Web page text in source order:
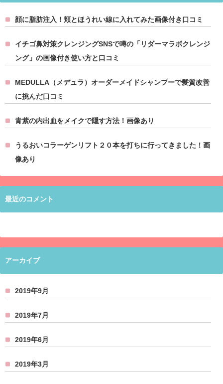
顔に脂肪注入！頬とほうれい線に入れてみた画像付き口コミ
イチゴ鼻対策クレンジングSNSで噂の「リダーマラボクレンジ
ング」の画像付き使い方と口コミ
MEDULLA（メデュラ）オーダーメイドシャンプーで髪質改善
に挑んだ口コミ
青紫の内出血をメイクで隠す方法！画像あり
うるおいコラーゲンリフト２０本を打ちに行ってきました！画
像あり
最近のコメント
アーカイブ
2019年9月
2019年7月
2019年6月
2019年3月